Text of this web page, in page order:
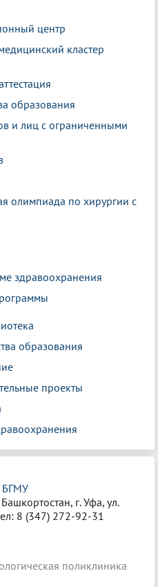
центр
кластер
образования
и лиц с ограниченными
олимпиада по хирургии с
здравоохранения
образования
проекты
БГМУ
г. Уфа, ул.
8 (347) 272-92-31
поликлиника